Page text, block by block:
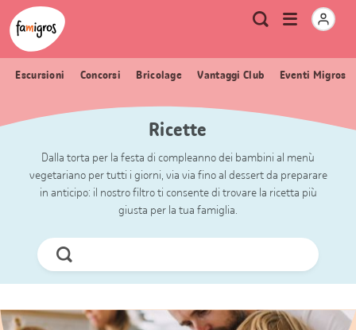
Navigazione
segnalibri
Header
Logo Metanavigazione
Ricerca
Apri
menu
Escursioni Concorsi Bricolage Vantaggi Club Eventi Migros
Ricette
Dalla torta per la festa di compleanno dei bambini al menù
vegetariano per tutti i giorni, via via fino al dessert da preparare
in anticipo: il nostro filtro ti consente di trovare la ricetta più
giusta per la tua famiglia.
Cerca
ora